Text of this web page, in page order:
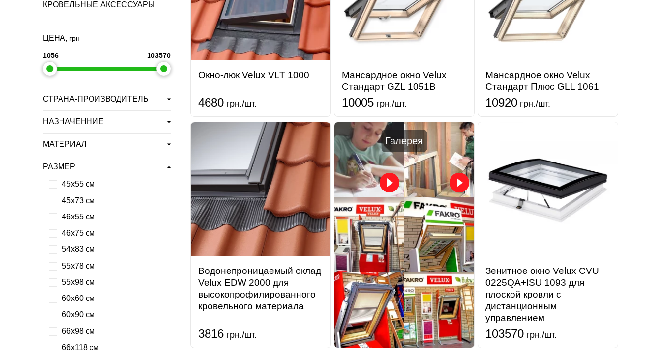
КРОВЕЛЬНЫЕ АКСЕССУАРЫ
Окно-люк Velux VLT 1000
4680 грн./шт.
Мансардное окно Velux
Стандарт GZL 1051B
10005грн./шт.
Мансардное окно Velux
Стандарт Плюс GLL 1061
10920грн./шт.
Водонепроницаемый оклад
Velux EDW 2000 для
высокопрофилированного
кровельного материала
3816 грн./шт.
Галерея
Зенитное окно Velux CVU
0225QA+ISU 1093 для
плоской кровли с
дистанционным
управлением
103570грн./шт.
ЦЕНА, грн
1056 103570
СТРАНА-ПРОИЗВОДИТЕЛЬ
НАЗНАЧЕННИЕ
МАТЕРИАЛ
РАЗМЕР
45х55 см
45х73 см
46х55 см
46х75 см
54х83 см
55х78 см
55х98 см
60х60 см
60х90 см
66х98 см
66х118 см